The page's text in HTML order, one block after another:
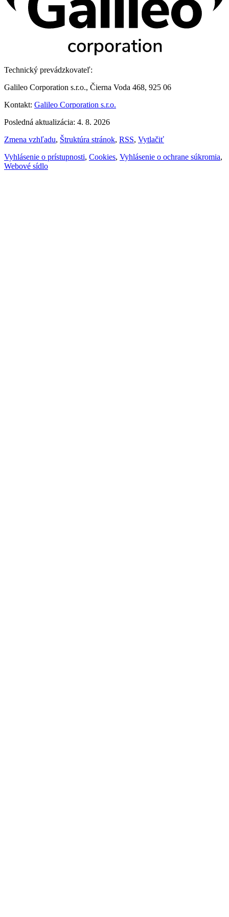
Technický prevádzkovateľ:
Galileo Corporation s.r.o., Čierna Voda 468, 925 06
Kontakt: Galileo Corporation s.r.o.
Posledná aktualizácia: 4. 8. 2026
Zmena vzhľadu, Štruktúra stránok, RSS, Vytlačiť
Vyhlásenie o prístupnosti, Cookies, Vyhlásenie o ochrane súkromia,
Webové sídlo